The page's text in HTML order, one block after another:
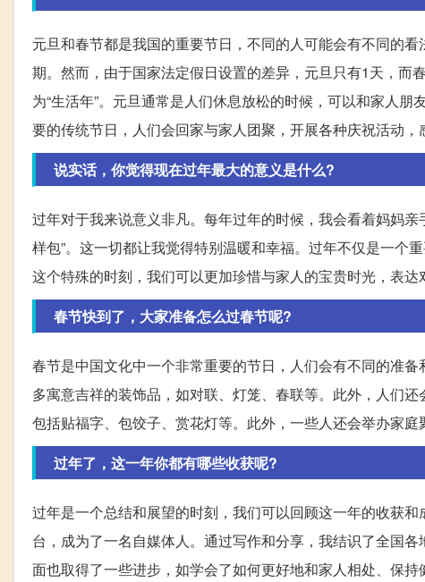
元旦和春节都是我国的重要节日，不同的人可能会有不同的
期。然而，由于国家法定假日设置的差异，元旦只有1天，而
为“生活年”。元旦通常是人们休息放松的时候，可以和家人
要的传统节日，人们会回家与家人团聚，开展各种庆祝活动，
说实话，你觉得现在过年最大的意义是什么?
过年对于我来说意义非凡。每年过年的时候，我会看着妈妈
样包”。这一切都让我觉得特别温暖和幸福。过年不仅是一个
这个特殊的时刻，我们可以更加珍惜与家人的宝贵时光，表达
春节快到了，大家准备怎么过春节呢?
春节是中国文化中一个非常重要的节日，人们会有不同的准
多寓意吉祥的装饰品，如对联、灯笼、春联等。此外，人们
包括贴福字、包饺子、赏花灯等。此外，一些人还会举办家庭
过年了，这一年你都有哪些收获呢?
过年是一个总结和展望的时刻，我们可以回顾这一年的收获
台，成为了一名自媒体人。通过写作和分享，我结识了全国
面也取得了一些进步，如学会了如何更好地和家人相处、保